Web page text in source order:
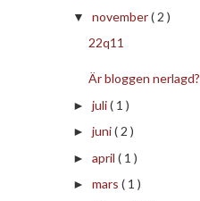
▼ november( 2 )
22q11
Är bloggen nerlagd?
► juli( 1 )
► juni( 2 )
► april ( 1 )
► mars ( 1 )